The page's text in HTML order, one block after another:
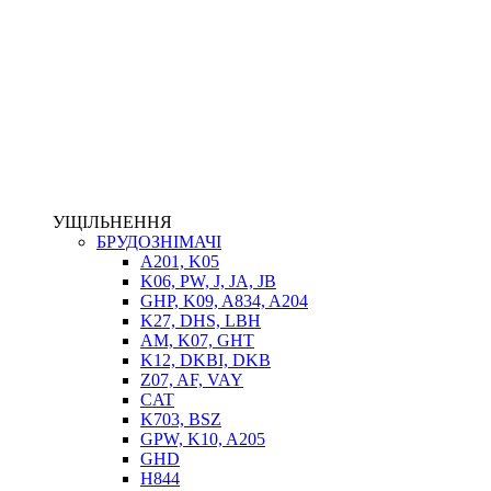
ВТУЛКИ
УЩІЛЬНЕННЯ
БРУДОЗНІМАЧІ
A201, K05
K06, PW, J, JA, JB
GHP, K09, A834, A204
K27, DHS, LBH
AM, K07, GHT
K12, DKBI, DKB
Z07, AF, VAY
CAT
K703, BSZ
GPW, K10, A205
GHD
H844